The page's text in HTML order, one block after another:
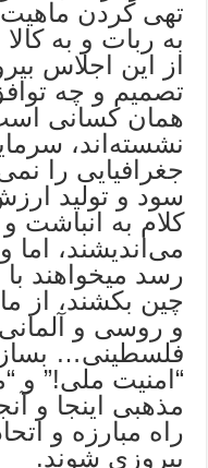
تهی کردن ماهیت
به ربات و به
از این اجلاس
تصمیم و چه
همان کسانی
نشسته‌اند،
جغرافیایی را
سود و تولید
کلام به انباشت
می‌اندیشند،
رسد میخواهند با
چین بکشند، از
و روسی و
فلسطینی…
“امنیت ملی!” و
مذهبی اینجا و
راه مبارزه و
پیروزی شوند.